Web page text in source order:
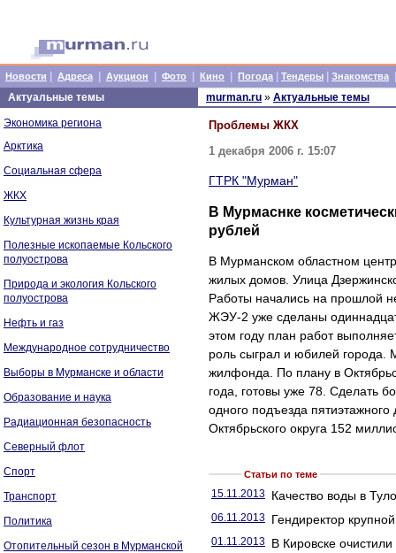
Новости Адреса Аукцион Фото Кино Погода Тендеры Знакомства
Актуальные темы
Экономика региона
Арктика
Социальная сфера
ЖКХ
Культурная жизнь края
Полезные ископаемые Кольского
полуострова
Природа и экология Кольского
полуострова
Нефть и газ
Международное сотрудничество
Выборы в Мурманске и области
Образование и наука
Радиационная безопасность
Северный флот
Спорт
Транспорт
Политика
Отопительный сезон в Мурманской
murman.ru » Актуальные темы
Проблемы ЖКХ
1 декабря 2006 г. 15:07
ГТРК "Мурман"
В Мурмаснке
рублей
В Мурманском областном
жилых домов. Улица
Работы начались на прошлой
ЖЭУ-2 уже сделаны
этом году план работ
роль сыграл и юбилей города.
жилфонда. По плану в
года, готовы уже 78. Сделать
одного подъезда
Октябрьского округа 152
Статьи по теме
15.11.2013 Качество воды в
06.11.2013 Гендиректор
01.11.2013 В Кировске